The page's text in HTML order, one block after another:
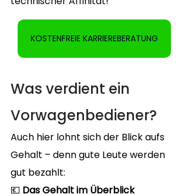
KOSTENFREIE KARRIEREBERATUNG
Was verdient ein
Vorwagenbediener?
Auch hier lohnt sich der Blick aufs
Gehalt – denn gute Leute werden
gut bezahlt:
💶 Das Gehalt im Überblick